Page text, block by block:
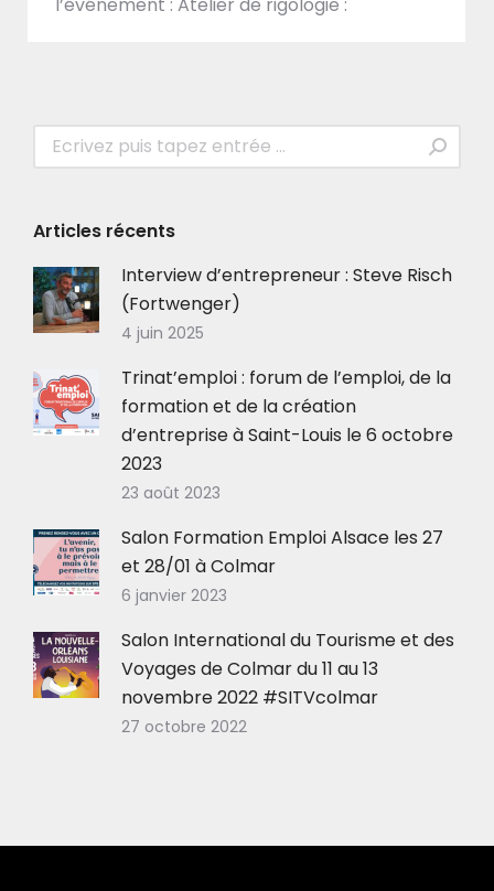
Recherche
Articles récents
Interview d’entrepreneur : Steve Risch
(Fortwenger)
4 juin 2025
Trinat’emploi : forum de l’emploi, de la
formation et de la création
d’entreprise à Saint-Louis le 6 octobre
2023
23 août 2023
Salon Formation Emploi Alsace les 27
et 28/01 à Colmar
6 janvier 2023
Salon International du Tourisme et des
Voyages de Colmar du 11 au 13
novembre 2022 #SITVcolmar
27 octobre 2022